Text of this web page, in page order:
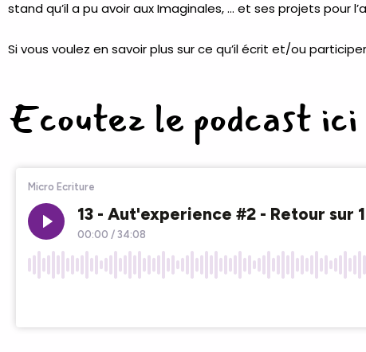
stand qu’il a pu avoir aux Imaginales, … et ses projets pour
Si vous voulez en savoir plus sur ce qu’il écrit et/ou
Ecoutez le podcast